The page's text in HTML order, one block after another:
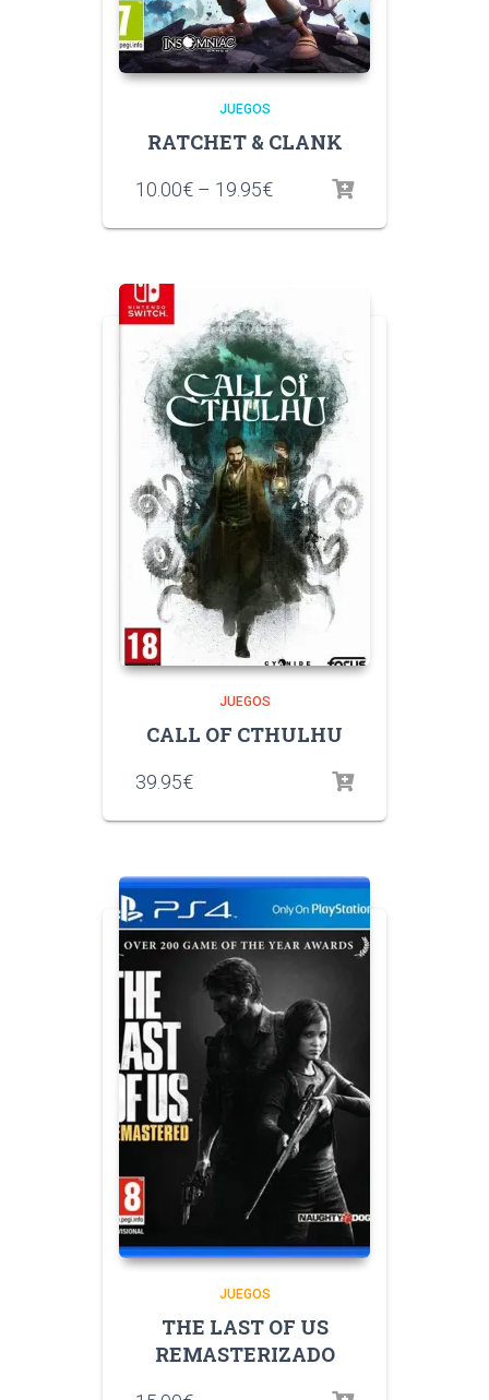
JUEGOS
RATCHET & CLANK
10.00€ – 19.95€
JUEGOS
CALL OF CTHULHU
39.95€
JUEGOS
THE LAST OF US
REMASTERIZADO